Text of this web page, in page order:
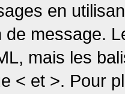
en
de message.
mais les
< et >. Pour